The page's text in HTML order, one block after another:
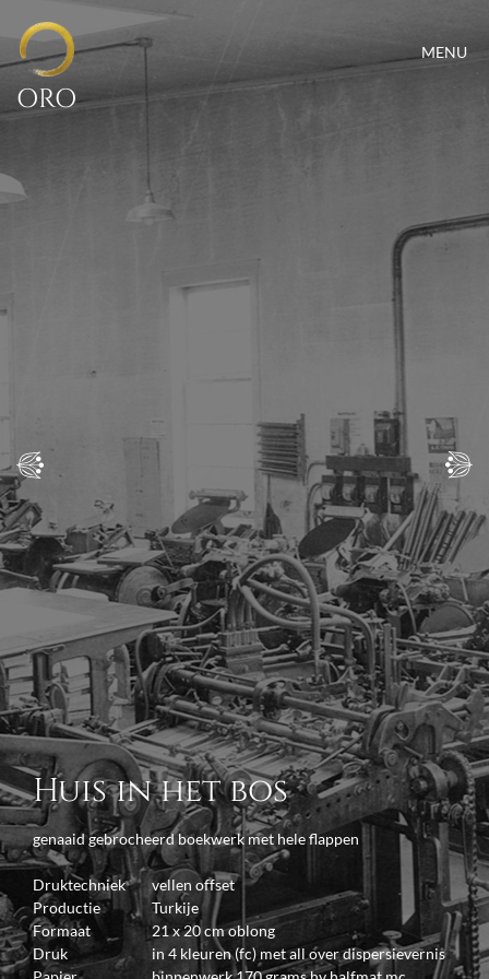
ORO
MENU
Huis in het bos
genaaid gebrocheerd boekwerk met hele flappen
Druktechniek
vellen offset
Productie
Turkije
Formaat
21 x 20 cm oblong
Druk
in 4 kleuren (fc) met all over dispersievernis